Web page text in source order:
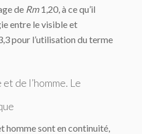
de Rm1,20, à ce qu’il
entre le visible et
pour l’utilisation du terme
de l’homme. Le
homme sont en continuité,